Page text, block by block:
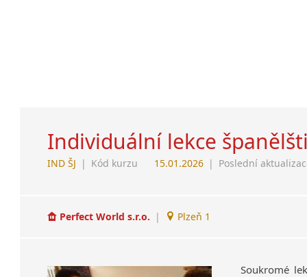
Individuální lekce
IND ŠJ | Kód kurzu 15.01.2026 | Poslední
Perfect World s.r.o. | Plzeň 1
Soukromé